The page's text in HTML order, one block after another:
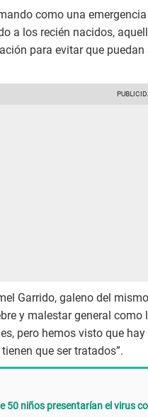
como una
a los recién nacidos,
para evitar que
Garrido, galeno del
y malestar general
pero hemos visto que
que ser tratados”.
50 niños presentarían el virus